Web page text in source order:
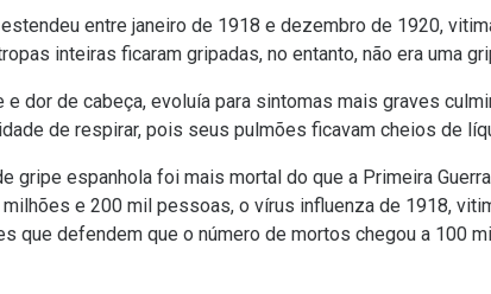
entre janeiro de 1918 e dezembro de 1920,
inteiras ficaram gripadas, no entanto, não era uma
dor de cabeça, evoluía para sintomas mais graves
de respirar, pois seus pulmões ficavam cheios de
gripe espanhola foi mais mortal do que a Primeira
e 200 mil pessoas, o vírus influenza de 1918,
que defendem que o número de mortos chegou a 100